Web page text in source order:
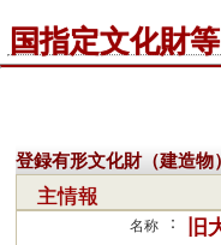
国指定文化財等
登録有形文化財（建造物）
主情報
名称 ： 旧